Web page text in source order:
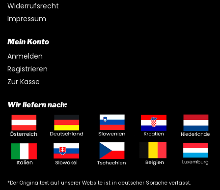
Widerrufsrecht
Impressum
Mein Konto
Anmelden
Registrieren
Zur Kasse
Wir liefern nach:
*Der Originaltext auf unserer Website ist in deutscher Sprache verfasst.